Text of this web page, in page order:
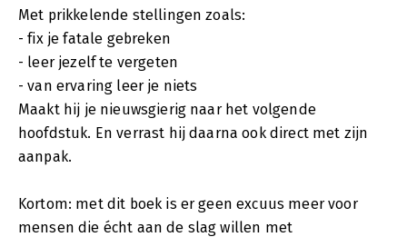
Met prikkelende stellingen zoals:
- fix je fatale gebreken
- leer jezelf te vergeten
- van ervaring leer je niets
Maakt hij je nieuwsgierig naar het volgende
hoofdstuk. En verrast hij daarna ook direct met zijn
aanpak.
Kortom: met dit boek is er geen excuus meer voor
mensen die écht aan de slag willen met